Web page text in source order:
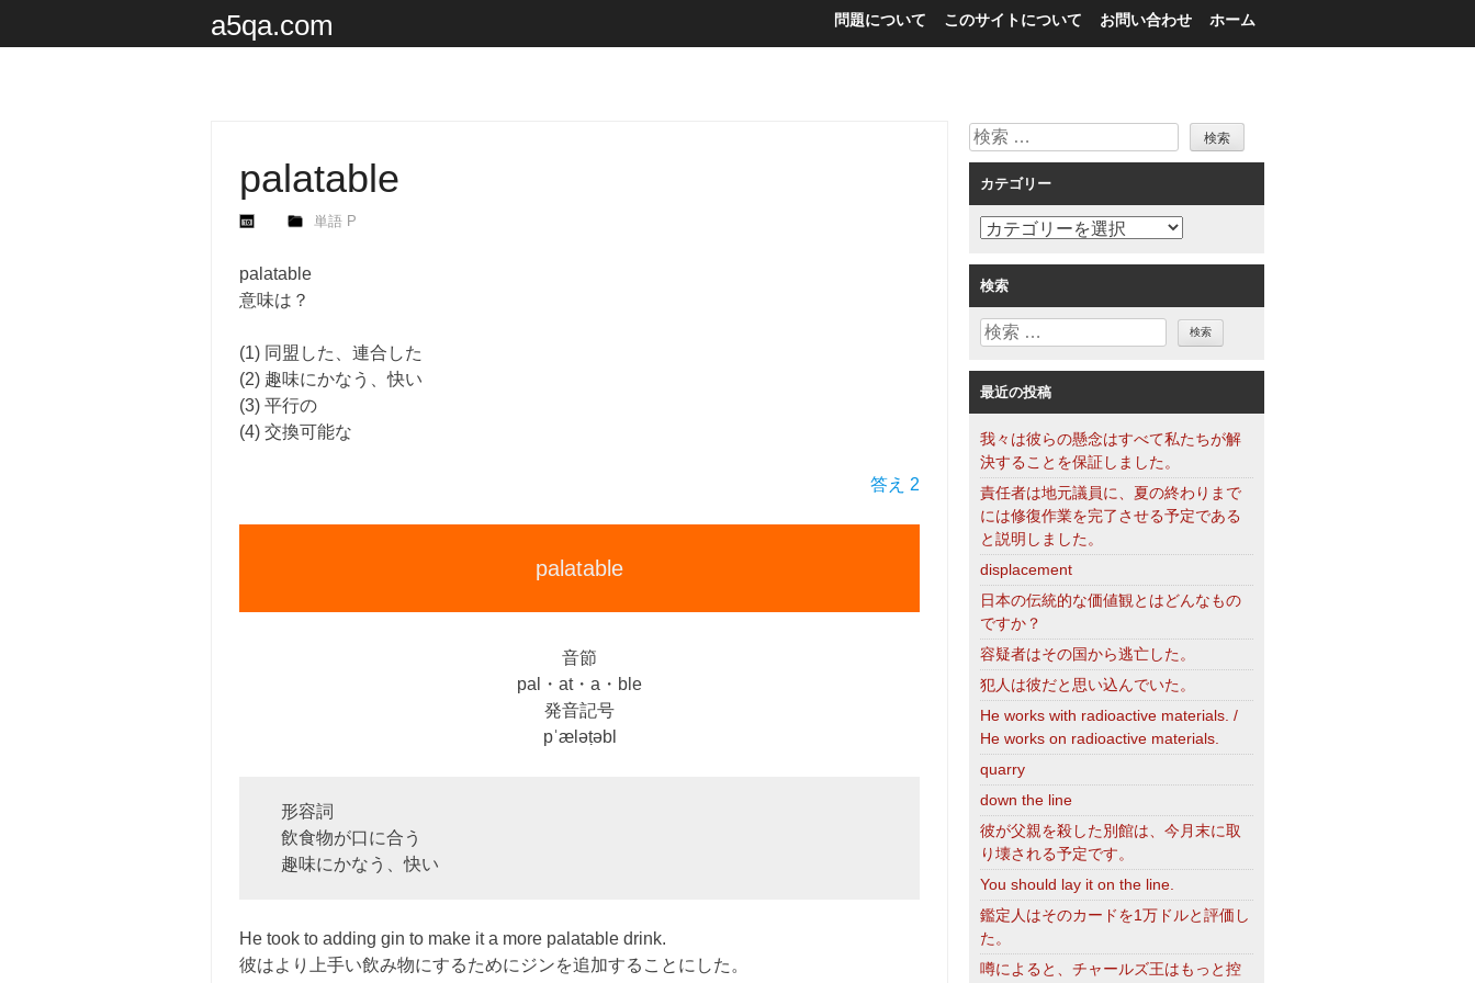
a5qa.com ホーム
お問い合わせ
このサイトについて
問題について
palatable
単語 P
palatable
意味は？
(1) 同盟した、連合した
(2) 趣味にかなう、快い
(3) 平行の
(4) 交換可能な
答え 2
palatable
音節
pal・at・a・ble
発音記号
pˈæləṭəbl
形容詞
飲食物が口に合う
趣味にかなう、快い
He took to adding gin to make it a more palatable drink.
彼はより上手い飲み物にするためにジンを追加することにした。
検
索
カテゴリー
カ
ゴ
リ
ー
検索
検
最近の投稿
我々は彼らの懸念はすべて私たちが解
決することを保証しました。
責任者は地元議員に、夏の終わりまで
には修復作業を完了させる予定である
と説明しました。
displacement
日本の伝統的な価値観とはどんなもの
ですか？
容疑者はその国から逃亡した。
犯人は彼だと思い込んでいた。
He works with radioactive materials. /
He works on radioactive materials.
quarry
down the line
彼が父親を殺した別館は、今月末に取
り壊される予定です。
You should lay it on the line.
鑑定人はそのカードを1万ドルと評価し
た。
噂によると、チャールズ王はもっと控